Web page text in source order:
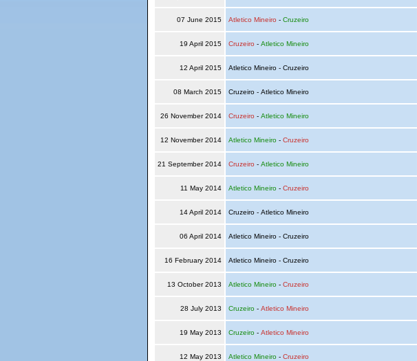
07 June 2015 Atletico Mineiro - Cruzeiro
19 April 2015 Cruzeiro - Atletico Mineiro
12 April 2015 Atletico Mineiro - Cruzeiro
08 March 2015 Cruzeiro - Atletico Mineiro
26 November 2014 Cruzeiro - Atletico Mineiro
12 November 2014 Atletico Mineiro- Cruzeiro
21 September 2014 Cruzeiro - Atletico Mineiro
11 May 2014 Atletico Mineiro- Cruzeiro
14 April 2014 Cruzeiro - Atletico Mineiro
06 April 2014 Atletico Mineiro - Cruzeiro
16 February 2014 Atletico Mineiro - Cruzeiro
13 October 2013 Atletico Mineiro- Cruzeiro
28 July 2013 Cruzeiro- Atletico Mineiro
19 May 2013 Cruzeiro- Atletico Mineiro
12 May 2013 Atletico Mineiro- Cruzeiro